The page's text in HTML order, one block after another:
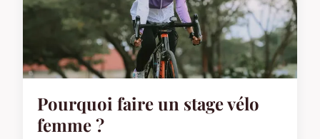
Pourquoi faire un stage vélo
femme ?